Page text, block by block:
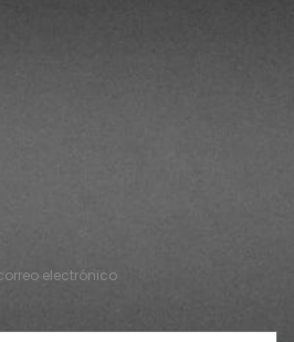
electrónico